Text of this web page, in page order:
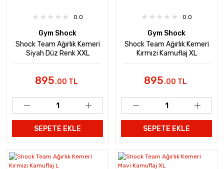
0.0
Gym Shock
Shock Team Ağırlık Kemeri
Siyah Düz Renk XXL
895.00 TL
SEPETE EKLE
0.0
Gym Shock
Shock Team Ağırlık Kemeri
Kırmızı Kamuflaj XL
895.00 TL
SEPETE EKLE